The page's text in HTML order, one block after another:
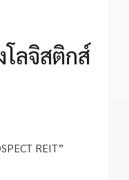
โลจิสติกส์
REIT”